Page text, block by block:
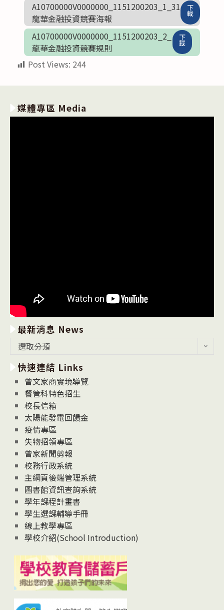
A10700000V0000000_1151200203_1_31
龍華金融投資競賽海報
下
載
A10700000V0000000_1151200203_2_
龍華金融投資競賽規則
下
載
Post Views: 244
媒體專區 Media
最新消息 News
消
息
News
選取分類
快速連結 Links
曾文家商實境導覽
餐管科特色招生
校長信箱
太陽能發電回饋金
疫情專區
失物招領專區
曾家新聞剪報
校務行政系統
主網頁後端管理系統
圖書館資訊查詢系統
學年課程計畫書
學生選課輔導手冊
線上教學專區
學校介紹(School Introduction)